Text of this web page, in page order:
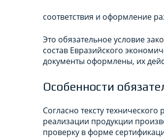
соответствия и оформление
Это обязательное условие
состав Евразийского
документы оформлены, их
Особенности
Согласно тексту
реализации продукции
проверку в форме